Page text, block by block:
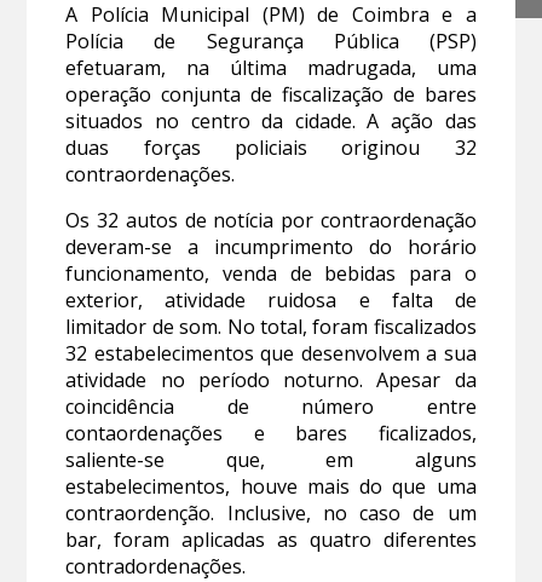
A Polícia Municipal (PM) de Coimbra e a
Polícia de Segurança Pública (PSP)
efetuaram, na última madrugada, uma
operação conjunta de fiscalização de bares
situados no centro da cidade. A ação das
duas forças policiais originou 32
contraordenações.
Os 32 autos de notícia por contraordenação
deveram-se a incumprimento do horário
funcionamento, venda de bebidas para o
exterior, atividade ruidosa e falta de
limitador de som. No total, foram fiscalizados
32 estabelecimentos que desenvolvem a sua
atividade no período noturno. Apesar da
coincidência de número entre
contaordenações e bares ficalizados,
saliente-se que, em alguns
estabelecimentos, houve mais do que uma
contraordenção. Inclusive, no caso de um
bar, foram aplicadas as quatro diferentes
contradordenações.